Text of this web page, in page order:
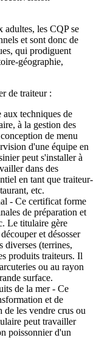
adultes, les CQP se
et sont donc de
qui prodiguent
géographie,
de traiteur :
techniques de
à la gestion des
de menu
d'une équipe en
peut s'installer à
dans des
en tant que traiteur-
etc.
- Ce certificat forme
de préparation et
Le titulaire gère
et désosser
diverses (terrines,
produits traiteurs. Il
ou au rayon
surface.
de la mer - Ce
et de
de les vendre crus ou
peut travailler
poissonnier d'un